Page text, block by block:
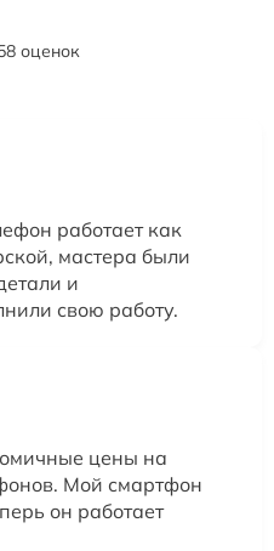
оценок
работает как
мастера были
и
свою работу.
цены на
Мой смартфон
он работает